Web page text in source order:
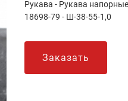
Рукава - Рукава
18698-79 - Ш-38-55-1,0
Заказать